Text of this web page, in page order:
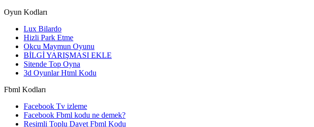
Oyun Kodları
Lux Bilardo
Hizli Park Etme
Okcu Maymun Oyunu
BİLGİ YARIŞMASI EKLE
Sitende Top Oyna
3d Oyunlar Html Kodu
Fbml Kodları
Facebook Tv izleme
Facebook Fbml kodu ne demek?
Resimli Toplu Davet Fbml Kodu